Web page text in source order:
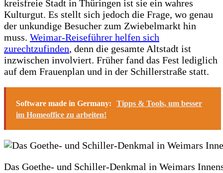
kreisfreie Stadt in Thüringen ist sie ein wahres
Kulturgut. Es stellt sich jedoch die Frage, wo genau
der unkundige Besucher zum Zwiebelmarkt hin
muss. Weimar-Reiseführer helfen sich
zurechtzufinden, denn die gesamte Altstadt ist
inzwischen involviert. Früher fand das Fest lediglich
auf dem Frauenplan und in der Schillerstraße statt.
Software made in Germany:
Tipps & Tools, um besser
im Homeoffice zu arbeiten!
Das Goethe- und Schiller-Denkmal in Weimars